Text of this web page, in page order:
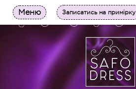
Меню Записатись на примірку